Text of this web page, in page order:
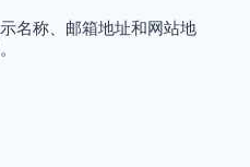
名称、邮箱地址和网站地